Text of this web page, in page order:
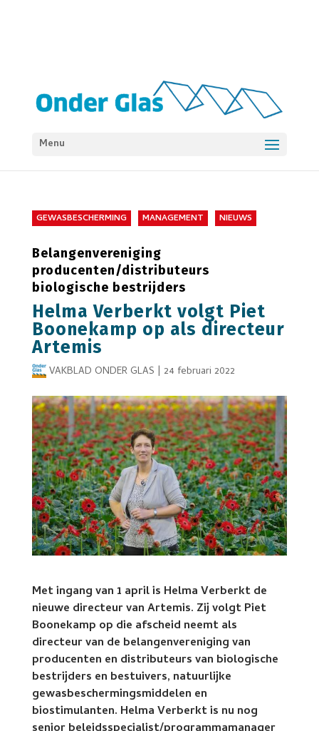
Menu
GEWASBESCHERMING MANAGEMENT NIEUWS
Belangenvereniging
producenten/distributeurs
biologische bestrijders
Helma Verberkt volgt Piet
Boonekamp op als directeur
Artemis
VAKBLAD ONDER GLAS | 24 februari 2022
Met ingang van 1 april is Helma Verberkt de
nieuwe directeur van Artemis. Zij volgt Piet
Boonekamp op die afscheid neemt als
directeur van de belangenvereniging van
producenten en distributeurs van biologische
bestrijders en bestuivers, natuurlijke
gewasbeschermingsmiddelen en
biostimulanten. Helma Verberkt is nu nog